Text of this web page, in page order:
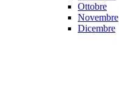
Ottobre
Novembre
Dicembre